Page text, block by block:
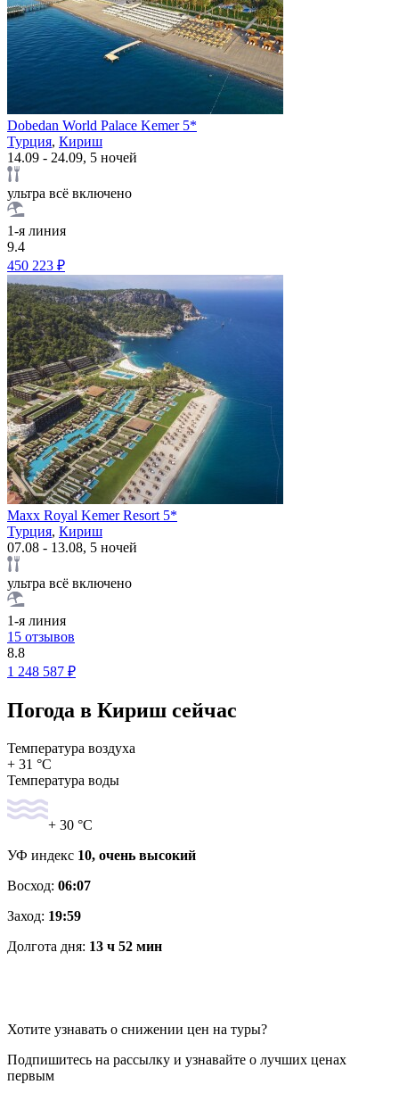
Dobedan World Palace Kemer 5*
Турция, Кириш
14.09 - 24.09, 5 ночей
ультра всё включено
1-я линия
9.4
450 223 ₽
Maxx Royal Kemer Resort 5*
Турция, Кириш
07.08 - 13.08, 5 ночей
ультра всё включено
1-я линия
15 отзывов
8.8
1 248 587 ₽
Погода в Кириш сейчас
Температура воздуха
+ 31 °C
Температура воды
+ 30 °C
УФ индекс 10, очень высокий
Восход: 06:07
Заход: 19:59
Долгота дня: 13 ч 52 мин
Хотите узнавать о снижении цен на туры?
Подпишитесь на рассылку и узнавайте о лучших ценах
первым